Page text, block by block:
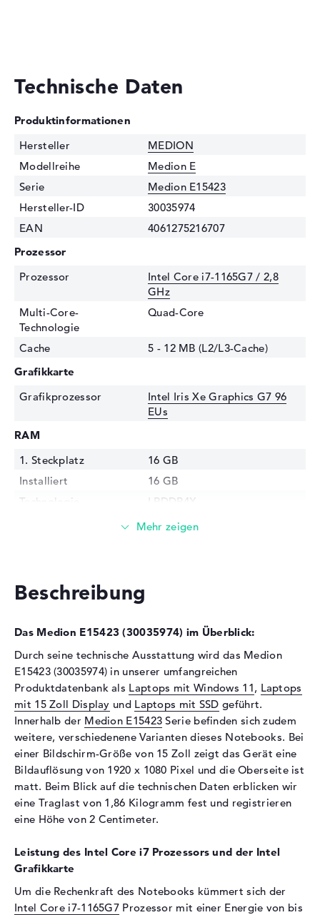
Technische Daten
Produktinformationen
Hersteller
MEDION
Modellreihe
Medion E
Serie
Medion E15423
Hersteller-ID
30035974
EAN
4061275216707
Prozessor
Prozessor
Intel Core i7-1165G7 / 2,8
GHz
Multi-Core-
Technologie
Quad-Core
Cache
5 - 12 MB (L2/L3-Cache)
Grafikkarte
Grafikprozessor
Intel Iris Xe Graphics G7 96
EUs
RAM
1. Steckplatz
16 GB
Installiert
16 GB
Technologie
LPDDR4X
Optische Speicher
Display-Typ
15,6" TFT
Max. Auflösung
1920 x 1080
Auflösungstyp
Full-HD
Besonderheiten
Display, matt, LED-
Hintergrundbeleuchtung, IPS
Panel
Kartenleser
Unterstützte Flash-
Speicherkarten
microSD
Audio
Soundkarte
Webcam
Beschreibung
Das Medion E15423 (30035974) im Überblick:
Durch seine technische Ausstattung wird das Medion
E15423 (30035974) in unserer umfangreichen
Produktdatenbank als Laptops mit Windows 11, Laptops
mit 15 Zoll Display und Laptops mit SSD geführt.
Innerhalb der Medion E15423 Serie befinden sich zudem
weitere, verschiedenene Varianten dieses Notebooks. Bei
einer Bildschirm-Größe von 15 Zoll zeigt das Gerät eine
Bildauflösung von 1920 x 1080 Pixel und die Oberseite ist
matt. Beim Blick auf die technischen Daten erblicken wir
eine Traglast von 1,86 Kilogramm fest und registrieren
eine Höhe von 2 Centimeter.
Leistung des Intel Core i7 Prozessors und der Intel
Grafikkarte
Um die Rechenkraft des Notebooks kümmert sich der
Intel Core i7-1165G7 Prozessor mit einer Energie von bis